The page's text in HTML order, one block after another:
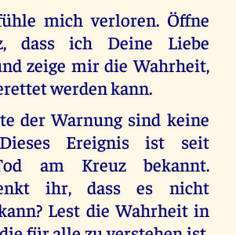
mich verloren. Öffne
dass ich Deine Liebe
zeige mir die Wahrheit,
werden kann.
der Warnung sind keine
Ereignis ist seit
am Kreuz bekannt.
ihr, dass es nicht
Lest die Wahrheit in